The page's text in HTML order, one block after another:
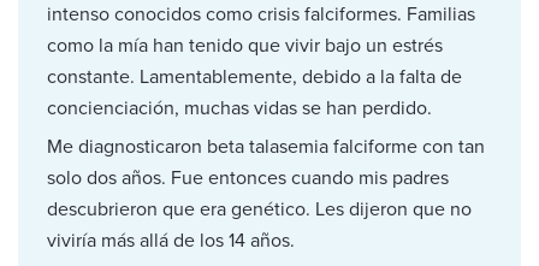
intenso conocidos como crisis falciformes. Familias
como la mía han tenido que vivir bajo un estrés
constante. Lamentablemente, debido a la falta de
concienciación, muchas vidas se han perdido.
Me diagnosticaron beta talasemia falciforme con tan
solo dos años. Fue entonces cuando mis padres
descubrieron que era genético. Les dijeron que no
viviría más allá de los 14 años.